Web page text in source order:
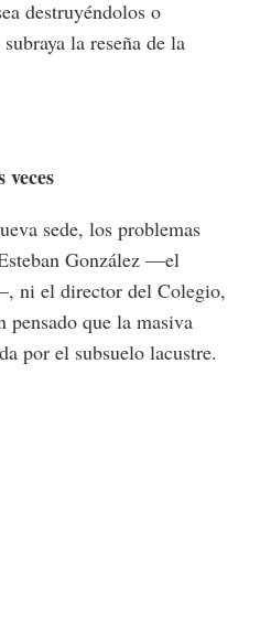
destruyéndolos o
la reseña de la
veces
sede, los problemas
González —el
ni el director del Colegio,
pensado que la masiva
por el subsuelo lacustre.